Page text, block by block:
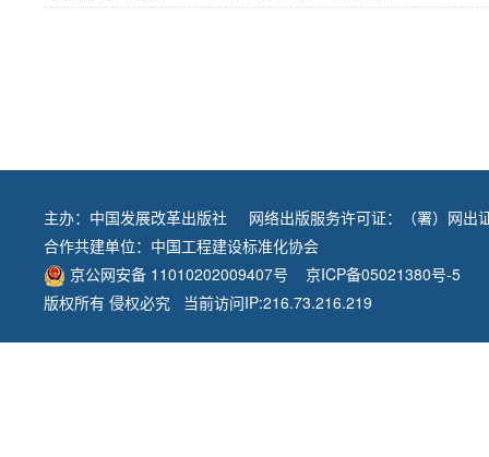
主办： 中国发展改革出版社
网络出版服务许可证：（署）网出
合作共建单位： 中国工程建设标准化协会
京公网安备 11010202009407号
京ICP备05021380号-5
版权所有 侵权必究 当前访问IP:216.73.216.219